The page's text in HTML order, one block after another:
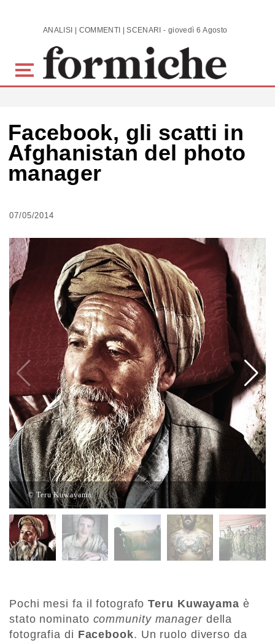
Skip to main content ANALISI | COMMENTI | SCENARI - giovedì 6 Agosto 2026
Facebook, gli scatti in
Afghanistan del photo
manager
07/05/2014
© Teru Kuwayama
Pochi mesi fa il fotografoTeru Kuwayama è
stato nominato community managerdella
fotografia di Facebook. Un ruolo diverso da